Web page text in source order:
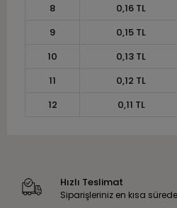
8
0,16 TL
9
0,15 TL
10
0,13 TL
11
0,12 TL
12
0,11 TL
Hızlı Teslimat
Siparişleriniz en kısa